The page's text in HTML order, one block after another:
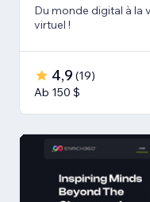
Du monde digital à la
virtuel !
4,9 (19)
Ab 150 $